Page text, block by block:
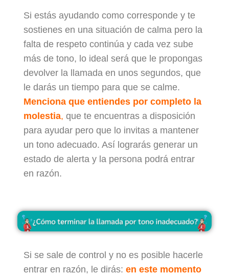
Si estás ayudando como corresponde y te
sostienes en una situación de calma pero la
falta de respeto continúa y cada vez sube
más de tono, lo ideal será que le propongas
devolver la llamada en unos segundos, que
le darás un tiempo para que se calme.
Menciona que entiendes por completo la
molestia, que te encuentras a disposición
para ayudar pero que lo invitas a mantener
un tono adecuado. Así lograrás generar un
estado de alerta y la persona podrá entrar
en razón.
Si se sale de control y no es posible hacerle
entrar en razón, le dirás: en este momento